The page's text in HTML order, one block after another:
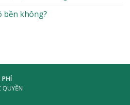
bền không?
PHÍ